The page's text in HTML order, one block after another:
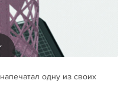
одну из своих